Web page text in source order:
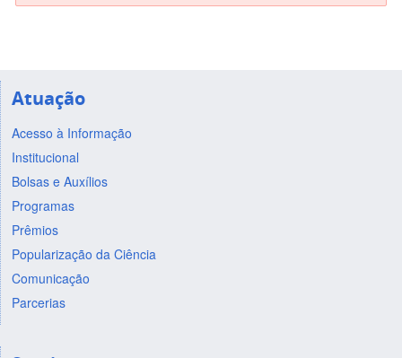
Atuação
Acesso à Informação
Institucional
Bolsas e Auxílios
Programas
Prêmios
Popularização da Ciência
Comunicação
Parcerias